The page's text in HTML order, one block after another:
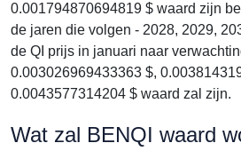
0.001794870694819 $ waard zijn
de jaren die volgen - 2028, 2029,
de QI prijs in januari naar
0.003026969433363 $,
0.0043577314204 $ waard zal zijn.
Wat zal BENQI waard